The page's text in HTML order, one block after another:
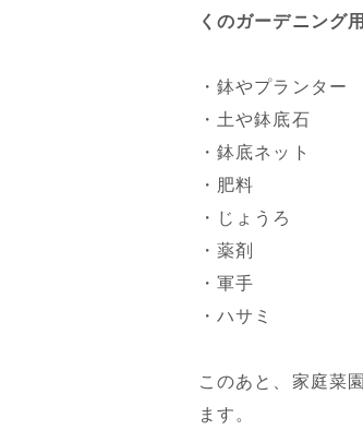
くのガーデニング
・鉢やプランター
・土や鉢底石
・鉢底ネット
・肥料
・じょうろ
・薬剤
・軍手
・ハサミ
このあと、家庭菜
ます。